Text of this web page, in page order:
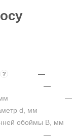
? —
—
—
d, мм
обоймы B, мм
—